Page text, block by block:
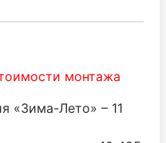
монтажа
«Зима-Лето» – 11